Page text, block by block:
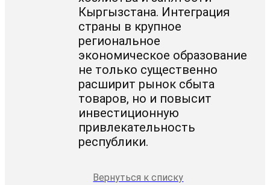
Кыргызстана. Интеграция
страны в крупное
региональное
экономическое образование
не только существенно
расширит рынок сбыта
товаров, но и повысит
инвестиционную
привлекательность
республики.
Вернуться к списку